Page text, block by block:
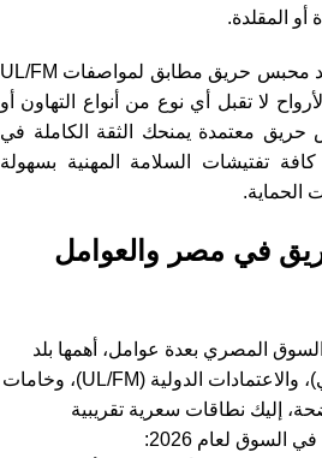
أو المقلدة.
تلتزم شركة الجمهورية بتوريد محبس حريق مطابق لمواصفات UL/FM
لا تقبل أي نوع من أنواع التهاون أو
حريق معتمدة يمنحك الثقة الكاملة في
تفتيشات السلامة المهنية بسهولة
الحماية.
في مصر والعوامل
المصري بعدة عوامل، أهمها بلد
المنشأ (أوروبي، تركي، صيني)، والاعتمادات الدولية (UL/FM)، وخامات
إليك نطاقات سعرية تقريبية